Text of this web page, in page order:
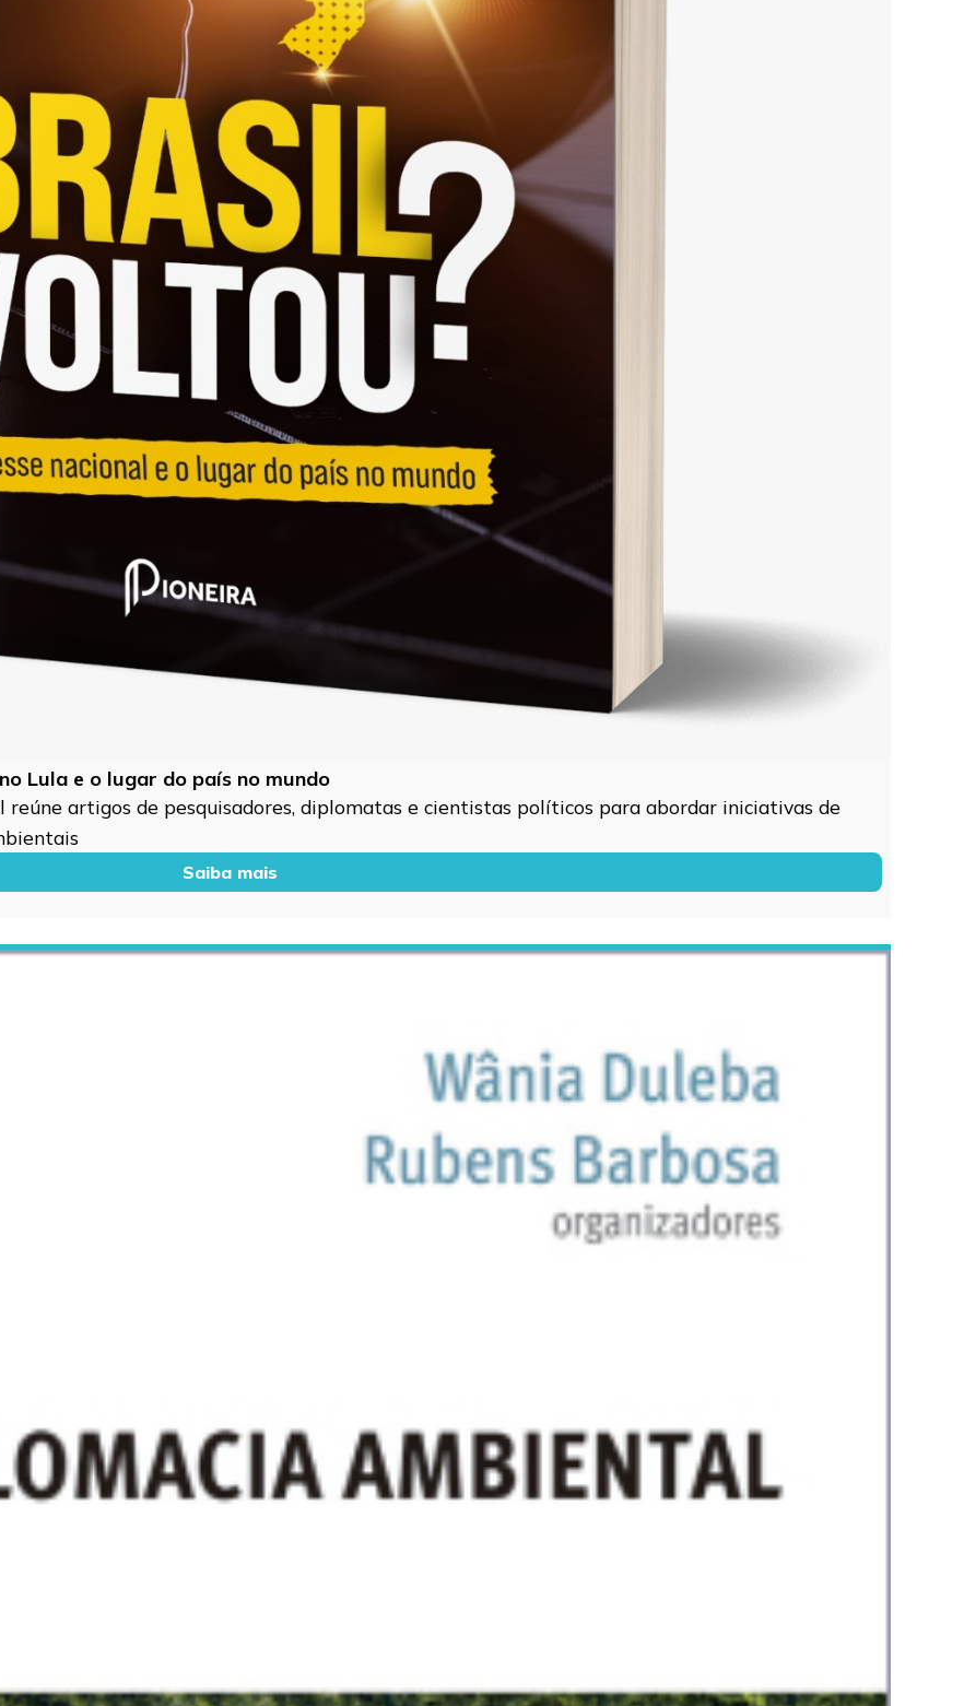
Lula e o lugar do país no mundo
artigos de pesquisadores, diplomatas e cientistas políticos para abordar iniciativas de
Saiba mais